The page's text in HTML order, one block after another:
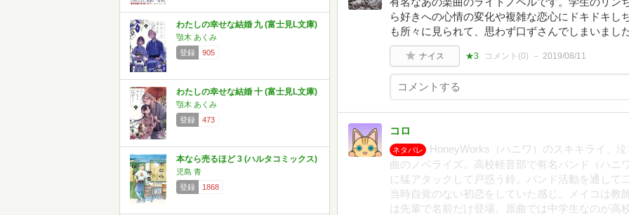
わたしの幸せな結婚 九 (富士見L文庫)
顎木 あくみ
登録
905
わたしの幸せな結婚 十 (富士見L文庫)
顎木 あくみ
登録
473
本なら売るほど 3 (ハルタコミックス)
児島 青
登録
1868
ら好きへの心情の変化や複雑な恋心にドキドキし
も所々に見られて、思わず口ずさんでしまいまし
ナイス ★3 コメント(0) 2019/08/11
コロ
ネタバレ
HoneyWorks（ハニワ）のスキキライ、
曲のノベライズ。高校軽音部で有名バンド（ハニ
に猛アタックして戸惑う鈴。バンド活動を通して
当時自覚のない初恋をしていた感じ。メイコは教
は先輩で名前だけ登場。原曲では中学生なのが高